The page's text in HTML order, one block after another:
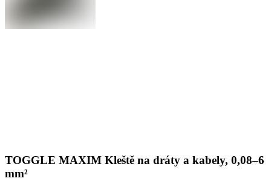
TOGGLE MAXIM Kleště na dráty a kabely, 0,08–6
mm²